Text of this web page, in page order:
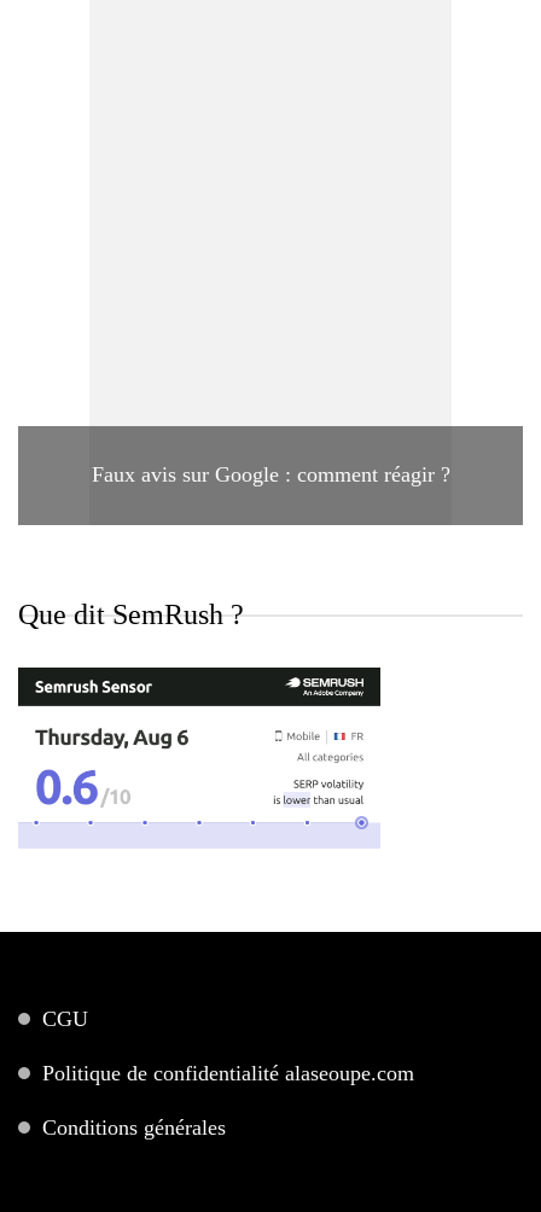
Faux avis sur Google : comment réagir ?
Que dit SemRush ?
CGU
Politique de confidentialité alaseoupe.com
Conditions générales